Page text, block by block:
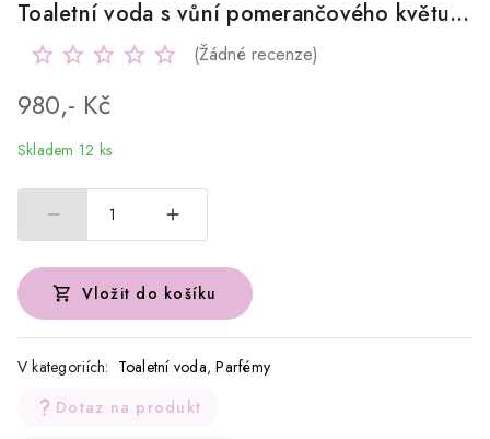
Toaletní voda s vůní pomerančového květu 100ml
(Žádné recenze)
980,- Kč
Skladem 12 ks
1
Vložit do košíku
V kategoriích: Toaletní voda,Parfémy
Dotaz na produkt